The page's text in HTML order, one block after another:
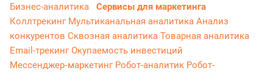
Бизнес-аналитика
Сервисы для маркетинга
Коллтрекинг Мультиканальная аналитика Анализ
конкурентов Сквозная аналитика Товарная аналитика
Email-трекингОкупаемость инвестиций
Мессенджер‑маркетинг Робот-аналитик Робот-